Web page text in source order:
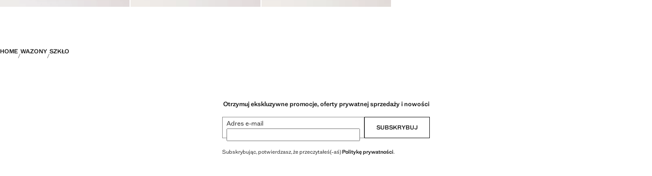
HOME WAZONY SZKŁO
Otrzymuj ekskluzywne promocje, oferty prywatnej sprzedaży i nowości
Adres e-mail SUBSKRYBUJ
Subskrybując, potwierdzasz, że przeczytałeś(-aś)Politykę prywatności.